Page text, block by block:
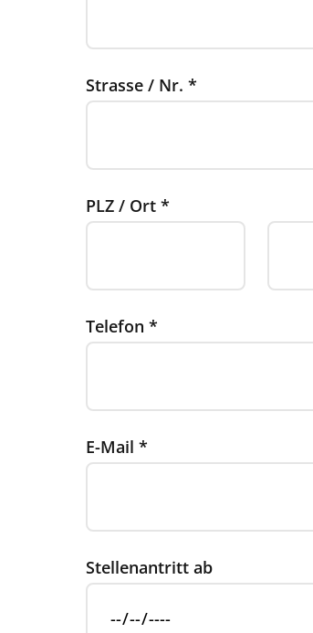
Strasse / Nr. *
PLZ / Ort *
Telefon *
E-Mail *
Stellenantritt ab